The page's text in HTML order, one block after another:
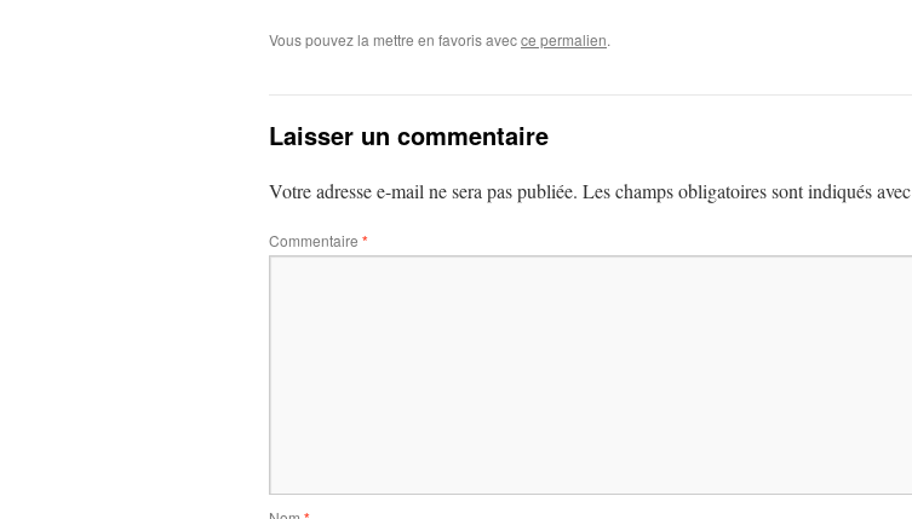
Vous pouvez la mettre en favoris avecce permalien.
Laisser un commentaire
Votre adresse e-mail ne sera pas publiée. Les champs obligatoires sont indiqués avec
Commentaire *